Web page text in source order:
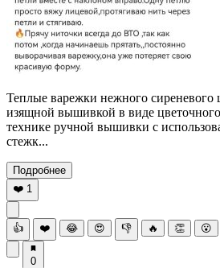
Теплые варежки нежного сиреневого
изящной вышивкой в виде
технике ручной вышивки с
стежк...
Подробнее
❤️ 1
👍 ❤️ 😂 😍 👎 🔥 👏 😮
0